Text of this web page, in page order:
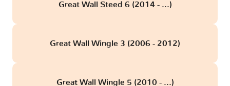
Great Wall Steed 6 (2014 - ...)
Great Wall Wingle 3 (2006 - 2012)
Great Wall Wingle 5 (2010 - ...)